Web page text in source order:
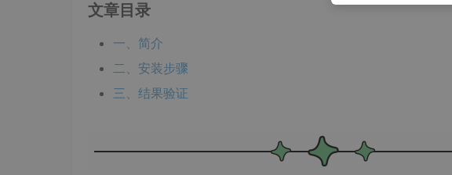
文章目录
一、简介
二、安装步骤
三、结果验证